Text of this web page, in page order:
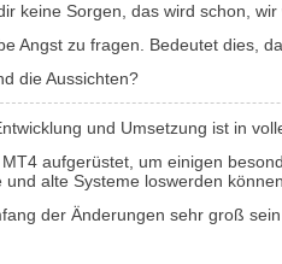
keine Sorgen, das wird schon,
Angst zu fragen. Bedeutet dies,
die Aussichten?
und Umsetzung ist in
aufgerüstet, um einigen
und alte Systeme loswerden
der Änderungen sehr groß